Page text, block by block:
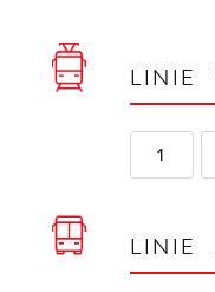
LINIE
1
LINIE